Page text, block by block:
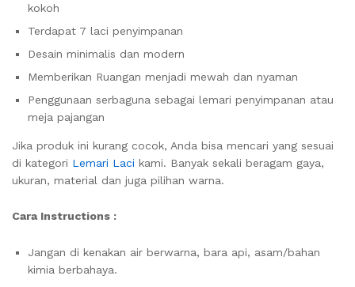
kokoh
Terdapat 7 laci penyimpanan
Desain minimalis dan modern
Memberikan Ruangan menjadi mewah dan nyaman
Penggunaan serbaguna sebagai lemari penyimpanan atau
meja pajangan
Jika produk ini kurang cocok, Anda bisa mencari yang sesuai
di kategori Lemari Laci kami. Banyak sekali beragam gaya,
ukuran, material dan juga pilihan warna.
Cara Instructions :
Jangan di kenakan air berwarna, bara api, asam/bahan
kimia berbahaya.